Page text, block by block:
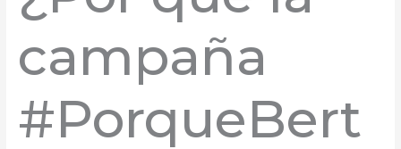
campaña
#PorqueBert